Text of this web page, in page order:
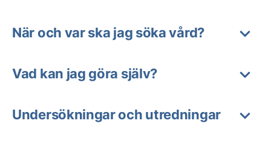
När och var ska jag söka vård?
Vad kan jag göra själv?
Undersökningar och utredningar